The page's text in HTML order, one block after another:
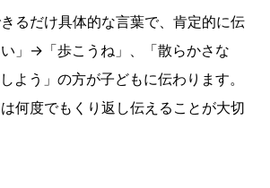
るだけ具体的な言葉で、肯定的に伝
」→「歩こうね」、「散らかさな
よう」の方が子どもに伝わります。
何度でもくり返し伝えることが大切